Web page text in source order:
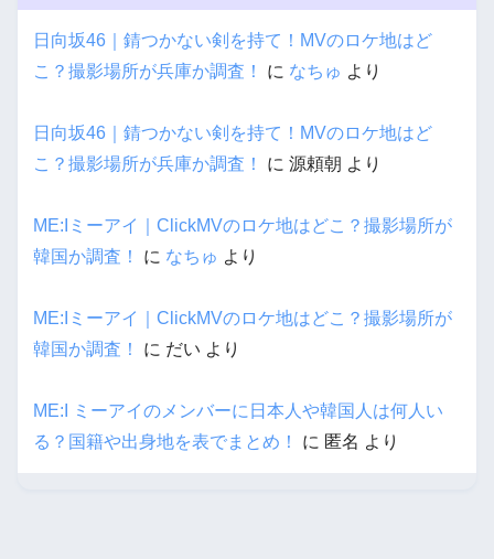
日向坂46｜錆つかない剣を持て！MVのロケ地はど
こ？撮影場所が兵庫か調査！
に なちゅ より
日向坂46｜錆つかない剣を持て！MVのロケ地はど
こ？撮影場所が兵庫か調査！
に 源頼朝 より
ME:Iミーアイ｜ClickMVのロケ地はどこ？撮影場所が
韓国か調査！
に なちゅ より
ME:Iミーアイ｜ClickMVのロケ地はどこ？撮影場所が
韓国か調査！
に だい より
ME:I ミーアイのメンバーに日本人や韓国人は何人い
る？国籍や出身地を表でまとめ！
に 匿名 より